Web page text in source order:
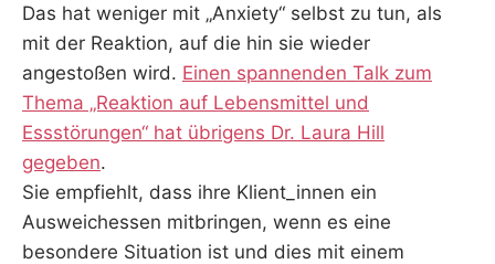
Das hat weniger mit „Anxiety“ selbst zu tun, als
mit der Reaktion, auf die hin sie wieder
angestoßen wird. Einen spannenden Talk zum
Thema „Reaktion auf Lebensmittel und
Essstörungen“ hat übrigens Dr. Laura Hill
gegeben.
Sie empfiehlt, dass ihre Klient_innen ein
Ausweichessen mitbringen, wenn es eine
besondere Situation ist und dies mit einem